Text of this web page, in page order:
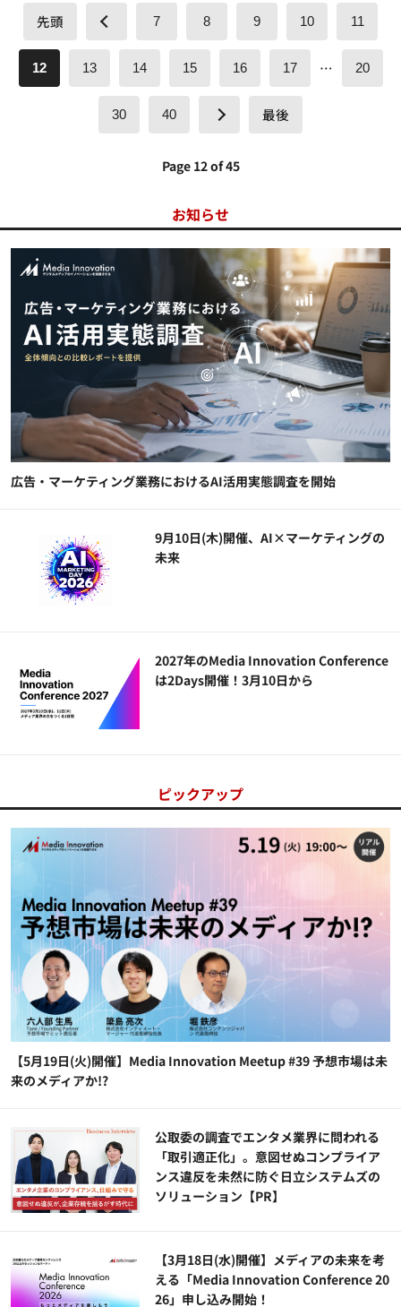
先頭 7 8 9 10 11
12 13 14 15 16 17 … 20
30 40 最後
Page 12 of 45
お知らせ
広告・マーケティング業務におけるAI活用実態調査を開始
9月10日(木)開催、AI×マーケティングの
未来
2027年のMedia Innovation Conference
は2Days開催！3月10日から
ピックアップ
【5月19日(火)開催】Media Innovation Meetup #39 予想市場は未
来のメディアか!?
公​​取委の調査でエンタメ業界に問われる
「取引適正化」。意図せぬコンプライア
ンス違反を未然に防ぐ日立システムズの
ソリューション​【PR】
【3月18日(水)開催】メディアの未来を考
える「Media Innovation Conference 20
26」申し込み開始！